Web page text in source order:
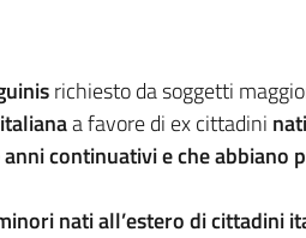
richiesto da soggetti
a favore di ex cittadini
continuativi e che abbiano
nati all’estero di cittadini